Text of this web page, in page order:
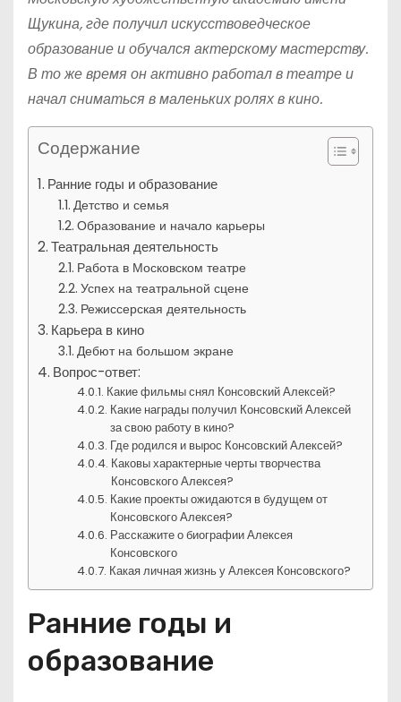
Щукина, где получил искусствоведческое
образование и обучался актерскому мастерству.
В то же время он активно работал в театре и
начал сниматься в маленьких ролях в кино.
Содержание
Ранние годы и образование
Детство и семья
Образование и начало карьеры
Театральная деятельность
Работа в Московском театре
Успех на театральной сцене
Режиссерская деятельность
Карьера в кино
Дебют на большом экране
Вопрос-ответ:
Какие фильмы снял Консовский Алексей?
Какие награды получил Консовский Алексей
за свою работу в кино?
Где родился и вырос Консовский Алексей?
Каковы характерные черты творчества
Консовского Алексея?
Какие проекты ожидаются в будущем от
Консовского Алексея?
Расскажите о биографии Алексея
Консовского
Какая личная жизнь у Алексея Консовского?
Ранние годы и
образование